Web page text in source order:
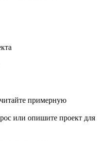
примерную
или опишите проект для